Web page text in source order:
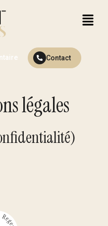
Contact
légales